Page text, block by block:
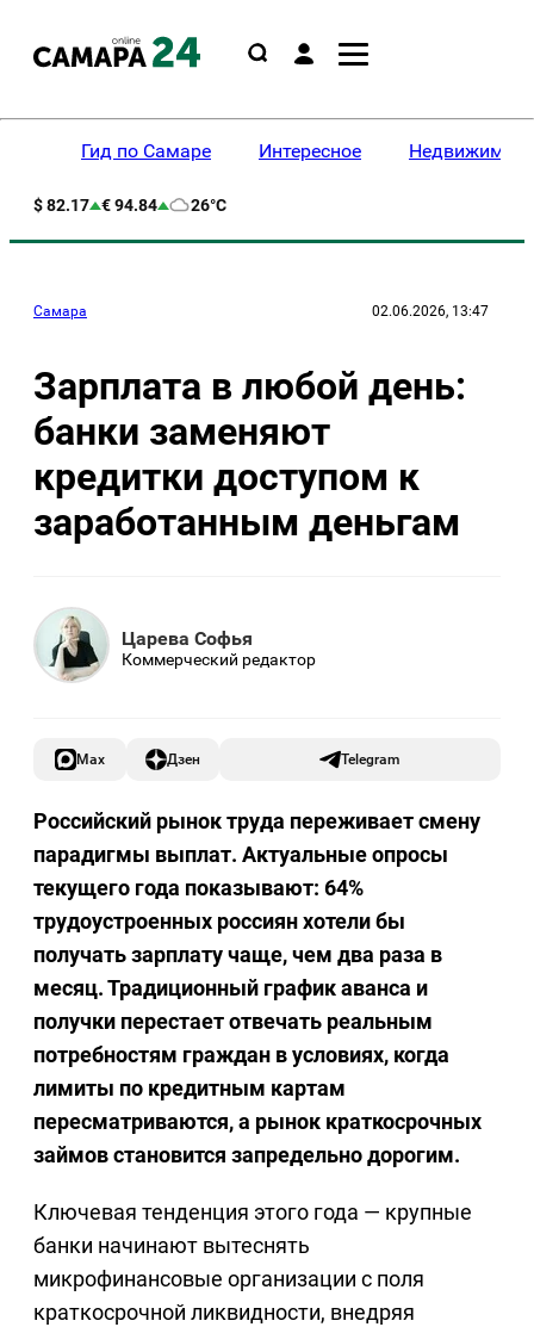
Гид по Самаре Интересное
$ 82.17 € 94.84 26°C
Самара 02.06.2026, 13:47
Зарплата в любой день:
банки заменяют
кредитки доступом к
заработанным деньгам
Царева Софья
Коммерческий редактор
Max Дзен Telegram
Российский рынок труда переживает смену
парадигмы выплат. Актуальные опросы
текущего года показывают: 64%
трудоустроенных россиян хотели бы
получать зарплату чаще, чем два раза в
месяц. Традиционный график аванса и
получки перестает отвечать реальным
потребностям граждан в условиях, когда
лимиты по кредитным картам
пересматриваются, а рынок краткосрочных
займов становится запредельно дорогим.
Ключевая тенденция этого года — крупные
банки начинают вытеснять
микрофинансовые организации с поля
краткосрочной ликвидности, внедряя